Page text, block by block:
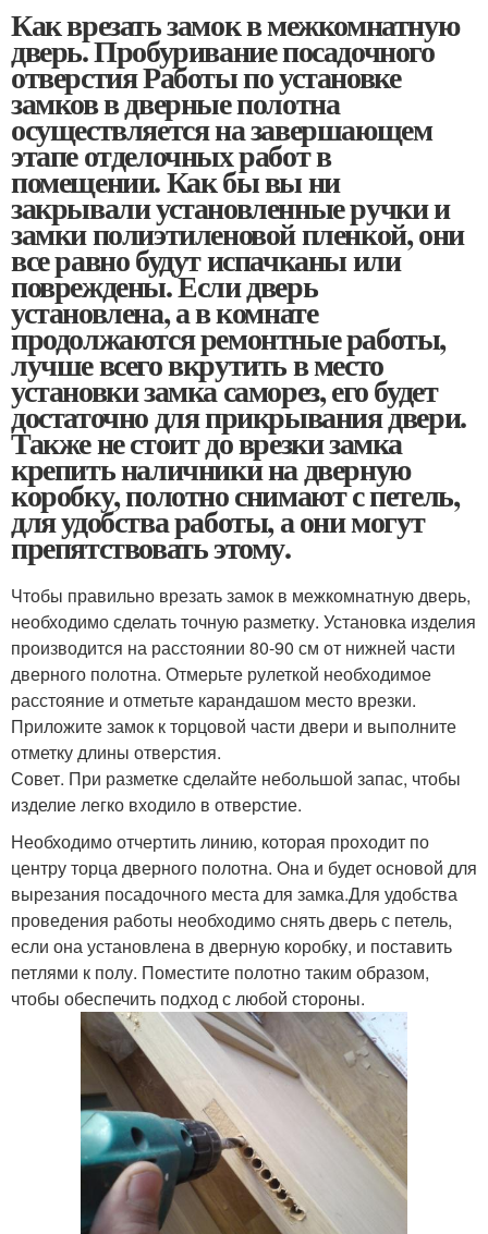
Как врезать замок в межкомнатную
дверь. Пробуривание посадочного
отверстия Работы по установке
замков в дверные полотна
осуществляется на завершающем
этапе отделочных работ в
помещении. Как бы вы ни
закрывали установленные ручки и
замки полиэтиленовой пленкой, они
все равно будут испачканы или
повреждены. Если дверь
установлена, а в комнате
продолжаются ремонтные работы,
лучше всего вкрутить в место
установки замка саморез, его будет
достаточно для прикрывания двери.
Также не стоит до врезки замка
крепить наличники на дверную
коробку, полотно снимают с петель,
для удобства работы, а они могут
препятствовать этому.
Чтобы правильно врезать замок в межкомнатную дверь,
необходимо сделать точную разметку. Установка изделия
производится на расстоянии 80-90 см от нижней части
дверного полотна. Отмерьте рулеткой необходимое
расстояние и отметьте карандашом место врезки.
Приложите замок к торцовой части двери и выполните
отметку длины отверстия.
Совет. При разметке сделайте небольшой запас, чтобы
изделие легко входило в отверстие.
Необходимо отчертить линию, которая проходит по
центру торца дверного полотна. Она и будет основой для
вырезания посадочного места для замка.Для удобства
проведения работы необходимо снять дверь с петель,
если она установлена в дверную коробку, и поставить
петлями к полу. Поместите полотно таким образом,
чтобы обеспечить подход с любой стороны.